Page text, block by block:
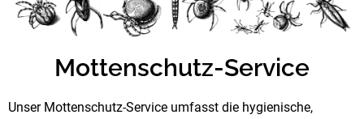
Mottenschutz-Service
Unser Mottenschutz-Service umfasst die hygienische,